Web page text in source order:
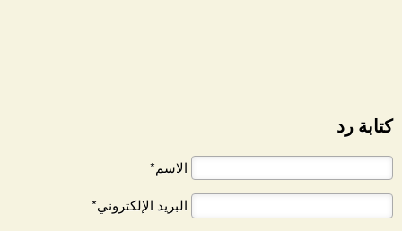
كتابة رد
الاسم*
البريد الإلكتروني*